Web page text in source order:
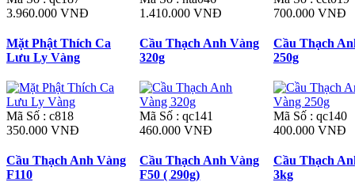
3.960.000 VNĐ
1.410.000 VNĐ
700.000 VNĐ
Mặt Phật Thích Ca
Lưu Ly Vàng
Mã Số : c818
350.000 VNĐ
Cầu Thạch Anh Vàng
320g
Mã Số : qc141
460.000 VNĐ
Cầu Thạch
250g
Mã Số : qc140
400.000 VNĐ
Cầu Thạch Anh Vàng
F110
Cầu Thạch Anh Vàng
F50 ( 290g)
Cầu Thạch
3kg